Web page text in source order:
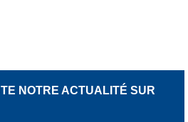
NOTRE ACTUALITÉ SUR